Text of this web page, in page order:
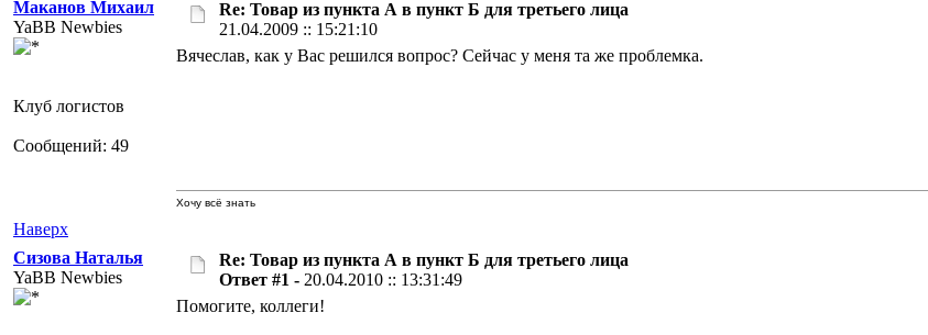
Маканов Михаил
YaBB Newbies
Клуб логистов
Сообщений: 49
Re: Товар из пункта А в пункт Б для третьего лица
21.04.2009 :: 15:21:10
Вячеслав, как у Вас решился вопрос? Сейчас у меня та же проблемка.
Наверх
Хочу всё знать
Сизова Наталья
YaBB Newbies
Re: Товар из пункта А в пункт Б для третьего лица
Ответ #1 - 20.04.2010 :: 13:31:49
Помогите, коллеги!